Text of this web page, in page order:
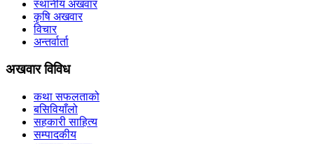
स्थानीय अखवार
कृषि अखवार
विचार
अन्तर्वार्ता
अखवार विविध
कथा सफलताको
बसिवियाँलो
सहकारी साहित्य
सम्पादकीय